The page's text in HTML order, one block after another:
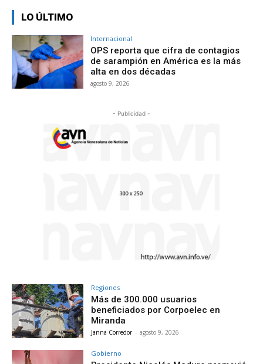
LO ÚLTIMO
Internacional
OPS reporta que cifra de contagios
de sarampión en América es la más
alta en dos décadas
agosto 9, 2026
- Publicidad -
Regiones
Más de 300.000 usuarios
beneficiados por Corpoelec en
Miranda
Janna Corredor - agosto 9, 2026
Gobierno